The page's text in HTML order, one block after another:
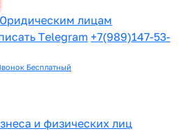
лицам
Telegram +7(989)147-53-
Бесплатный
и физических лиц